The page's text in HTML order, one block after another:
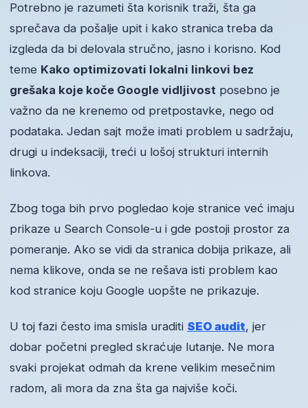
Potrebno je razumeti šta korisnik traži, šta ga
sprečava da pošalje upit i kako stranica treba da
izgleda da bi delovala stručno, jasno i korisno. Kod
teme Kako optimizovati lokalni linkovi bez
grešaka koje koče Google vidljivost posebno je
važno da ne krenemo od pretpostavke, nego od
podataka. Jedan sajt može imati problem u sadržaju,
drugi u indeksaciji, treći u lošoj strukturi internih
linkova.
Zbog toga bih prvo pogledao koje stranice već imaju
prikaze u Search Console-u i gde postoji prostor za
pomeranje. Ako se vidi da stranica dobija prikaze, ali
nema klikove, onda se ne rešava isti problem kao
kod stranice koju Google uopšte ne prikazuje.
U toj fazi često ima smisla uraditi SEO audit, jer
dobar početni pregled skraćuje lutanje. Ne mora
svaki projekat odmah da krene velikim mesečnim
radom, ali mora da zna šta ga najviše koči.